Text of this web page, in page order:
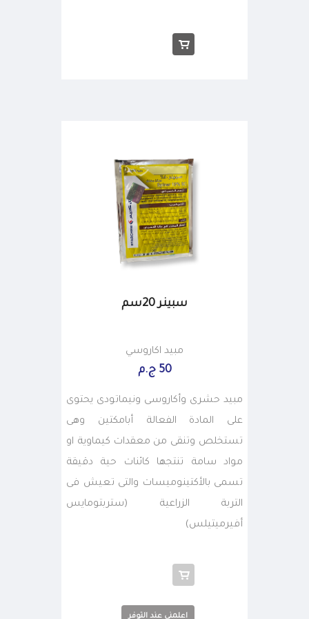
سبينر 20سم
مبيد اكاروسي
50 ج.م
مبيد حشرى وأكاروسى ونيماتودى يحتوى
على المادة الفعالة أبامكتين وهى
تستخلص وتنقى من معقدات كيماوية او
مواد سامة تنتجها كائنات حية دقيقة
تسمى بالأكتينوميسات والتى تعيش فى
التربة الزراعية (ستربتومايس
أفيرميتيلس)
اعلمني عند التوفر